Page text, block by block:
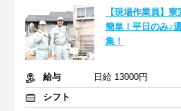
【現場作業員】
簡単！平日のみ♪
集！
給与
日給 13000円
シフト